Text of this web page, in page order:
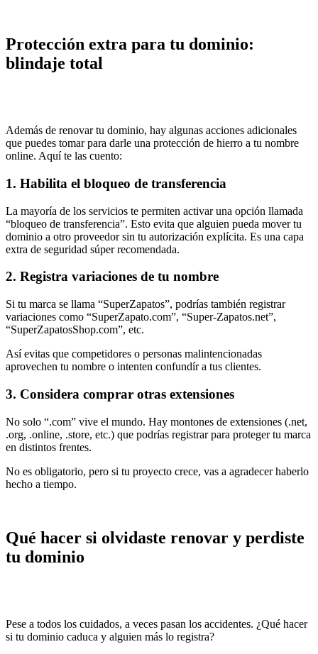
Protección extra para tu dominio:
blindaje total
Además de renovar tu dominio, hay algunas acciones adicionales
que puedes tomar para darle una protección de hierro a tu nombre
online. Aquí te las cuento:
1. Habilita el bloqueo de transferencia
La mayoría de los servicios te permiten activar una opción llamada
“bloqueo de transferencia”. Esto evita que alguien pueda mover tu
dominio a otro proveedor sin tu autorización explícita. Es una capa
extra de seguridad súper recomendada.
2. Registra variaciones de tu nombre
Si tu marca se llama “SuperZapatos”, podrías también registrar
variaciones como “SuperZapato.com”, “Super-Zapatos.net”,
“SuperZapatosShop.com”, etc.
Así evitas que competidores o personas malintencionadas
aprovechen tu nombre o intenten confundír a tus clientes.
3. Considera comprar otras extensiones
No solo “.com” vive el mundo. Hay montones de extensiones (.net,
.org, .online, .store, etc.) que podrías registrar para proteger tu marca
en distintos frentes.
No es obligatorio, pero si tu proyecto crece, vas a agradecer haberlo
hecho a tiempo.
Qué hacer si olvidaste renovar y perdiste
tu dominio
Pese a todos los cuidados, a veces pasan los accidentes. ¿Qué hacer
si tu dominio caduca y alguien más lo registra?